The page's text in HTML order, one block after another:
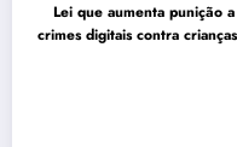
Lei que aumenta punição a
crimes digitais contra